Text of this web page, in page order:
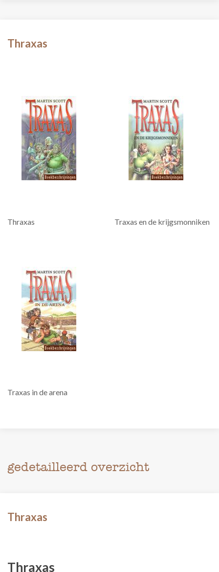
Thraxas
Thraxas Traxas en de krijgsmonniken
Traxas in de arena
gedetailleerd overzicht
Thraxas
Thraxas